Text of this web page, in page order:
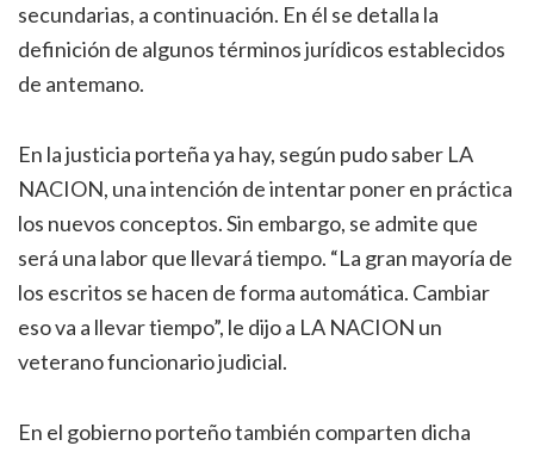
secundarias, a continuación. En él se detalla la
definición de algunos términos jurídicos establecidos
de antemano.
En la justicia porteña ya hay, según pudo saber LA
NACION, una intención de intentar poner en práctica
los nuevos conceptos. Sin embargo, se admite que
será una labor que llevará tiempo. “La gran mayoría de
los escritos se hacen de forma automática. Cambiar
eso va a llevar tiempo”, le dijo a LA NACION un
veterano funcionario judicial.
En el gobierno porteño también comparten dicha